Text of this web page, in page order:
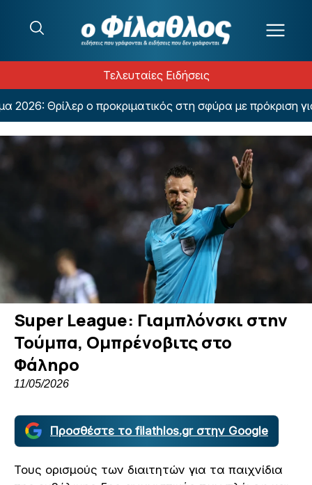
Τελευταίες Ειδήσεις
Θρίλερ ο προκριματικός στη σφύρα με πρόκριση
Super League: Γιαμπλόνσκι στην
Τούμπα, Ομπρένοβιτς στο
Φάληρο
11/05/2026
Προσθέστε το filathlos.gr στην Google
Τους ορισμούς των διαιτητών για τα παιχνίδια